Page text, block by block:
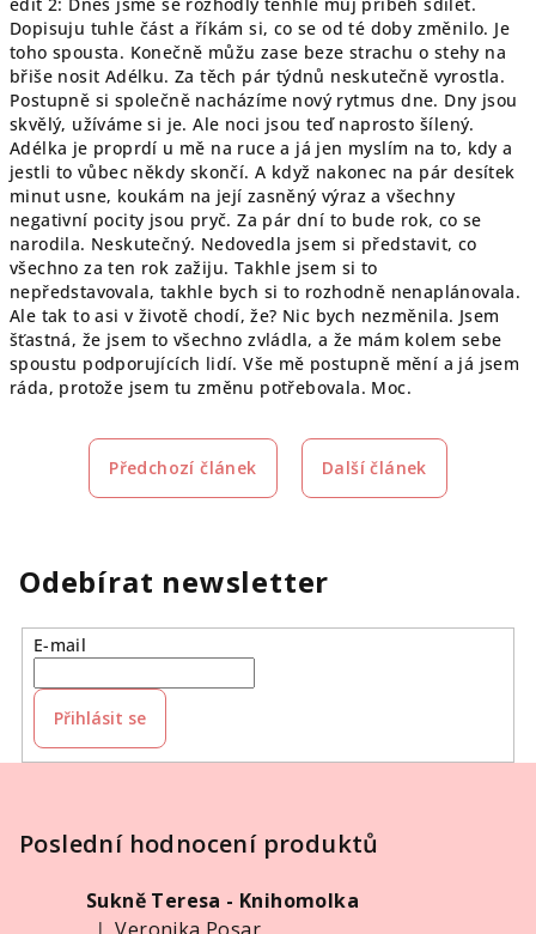
Dopisuju tuhle část a říkám si, co se od té doby změnilo. Je
toho spousta. Konečně můžu zase beze strachu o stehy na
břiše nosit Adélku. Za těch pár týdnů neskutečně vyrostla.
Postupně si společně nacházíme nový rytmus dne. Dny jsou
skvělý, užíváme si je. Ale noci jsou teď naprosto šílený.
Adélka je proprdí u mě na ruce a já jen myslím na to, kdy a
jestli to vůbec někdy skončí. A když nakonec na pár desítek
minut usne, koukám na její zasněný výraz a všechny
negativní pocity jsou pryč. Za pár dní to bude rok, co se
narodila. Neskutečný. Nedovedla jsem si představit, co
všechno za ten rok zažiju. Takhle jsem si to
nepředstavovala, takhle bych si to rozhodně nenaplánovala.
Ale tak to asi v životě chodí, že? Nic bych nezměnila. Jsem
šťastná, že jsem to všechno zvládla, a že mám kolem sebe
spoustu podporujících lidí. Vše mě postupně mění a já jsem
ráda, protože jsem tu změnu potřebovala. Moc.
Předchozí článek Další článek
Odebírat newsletter
E-mail
Přihlásit se
Poslední hodnocení produktů
Sukně Teresa - Knihomolka
|